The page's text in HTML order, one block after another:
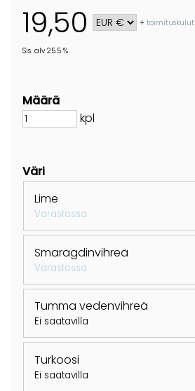
19,50 +toimituskulut
Sis. alv 25.5 %
Määrä
kpl
Väri
Lime
Varastossa
Smaragdinvihreä
Varastossa
Tumma vedenvihreä
Ei saatavilla
Turkoosi
Ei saatavilla